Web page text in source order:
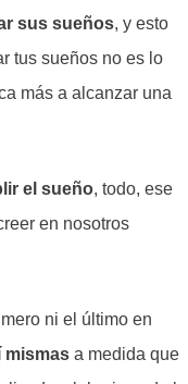
sus sueños, y esto
tus sueños no es lo
más a alcanzar una
el sueño, todo, ese
en nosotros
ni el último en
mismas a medida que